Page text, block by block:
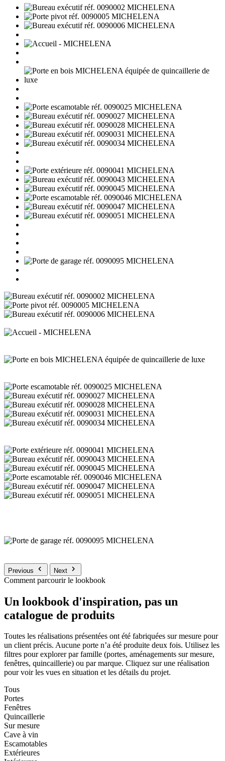
Previous Next
Comment parcourir le lookbook
Un lookbook d'inspiration, pas un
catalogue de produits
Toutes les réalisations présentées ont été fabriquées sur mesure pour
un client précis. Aucune porte n’a été produite deux fois. Utilisez les
filtres pour explorer par famille (portes, aménagements sur mesure,
fenêtres, quincaillerie) ou par marque. Cliquez sur une réalisation
pour voir les vues en situation et les détails du projet.
Tous
Portes
Fenêtres
Quincaillerie
Sur mesure
Cave à vin
Escamotables
Extérieures